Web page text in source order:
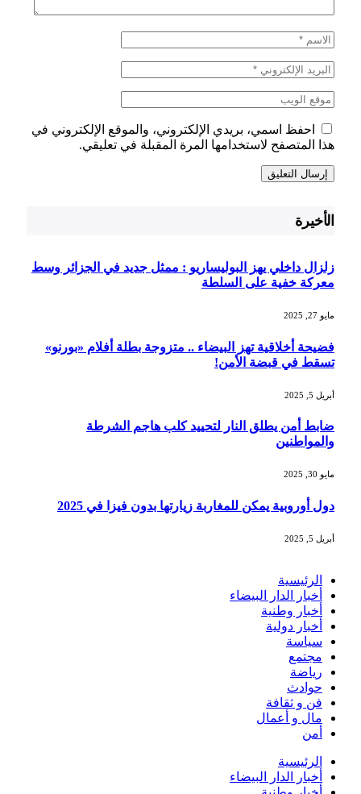
احفظ اسمي، بريدي الإلكتروني، والموقع الإلكتروني في
هذا المتصفح لاستخدامها المرة المقبلة في تعليقي.
الأخيرة
زلزال داخلي يهز البوليساريو : ممثل جديد في الجزائر وسط
معركة خفية على السلطة
مايو 27, 2025
فضيحة أخلاقية تهز البيضاء .. متزوجة بطلة أفلام «بورنو»
تسقط في قبضة الأمن!
أبريل 5, 2025
ضابط أمن يطلق النار لتحييد كلب هاجم الشرطة
والمواطنين
مايو 30, 2025
دول أوروبية يمكن للمغاربة زيارتها بدون فيزا في 2025
أبريل 5, 2025
الرئيسية
أخبار الدار البيضاء
أخبار وطنية
أخبار دولية
سياسة
مجتمع
رياضة
حوادث
فن و ثقافة
مال و أعمال
أمن
الرئيسية
أخبار الدار البيضاء